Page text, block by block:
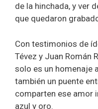
de la hinchada, y ver
que quedaron
Con testimonios de
Tévez y Juan Román
solo es un homenaje
también un puente
comparten ese amor
azul y oro.